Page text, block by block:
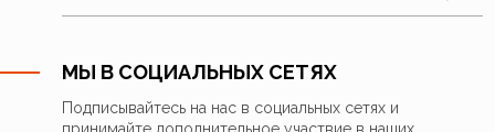
МЫ В СОЦИАЛЬНЫХ СЕТЯХ
Подписывайтесь на нас в социальных сетях и